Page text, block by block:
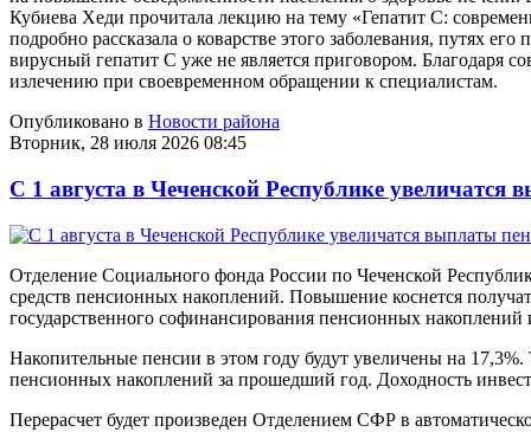
Кубиева Хеди прочитала лекцию на тему «Гепатит C:
подробно рассказала о коварстве этого заболевания, путях
вирусный гепатит C уже не является приговором. Благодаря
излечению при своевременном обращении к специалистам.
Опубликовано в Новости района
Вторник, 28 июля 2026 08:45
С 1 августа в Чеченской Республике
Отделение Социального фонда России по Чеченской
средств пенсионных накоплений. Повышение коснется
государственного софинансирования пенсионных
Накопительные пенсии в этом году будут увеличены на
пенсионных накоплений за прошедший год. Доходность
Перерасчет будет произведен Отделением СФР в